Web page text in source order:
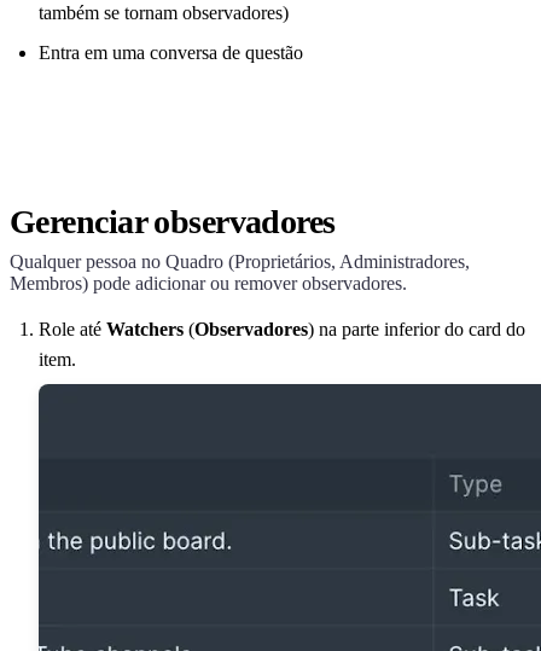
também se tornam observadores)
Entra em uma conversa de questão
Gerenciar observadores
Qualquer pessoa no Quadro (Proprietários, Administradores,
Membros) pode adicionar ou remover observadores.
Role até Watchers (Observadores) na parte inferior do card do
item.